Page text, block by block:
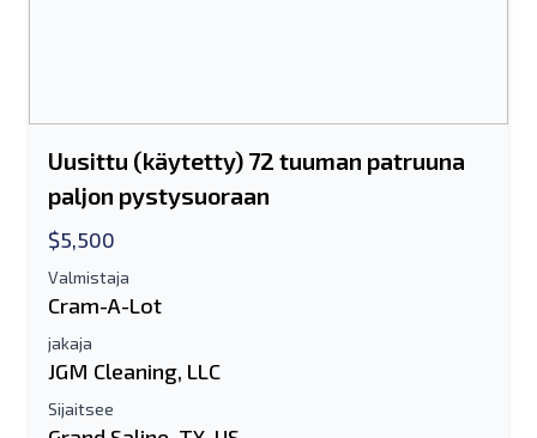
Uusittu (käytetty) 72 tuuman patruuna
paljon pystysuoraan
$5,500
Valmistaja
Cram-A-Lot
jakaja
JGM Cleaning, LLC
Sijaitsee